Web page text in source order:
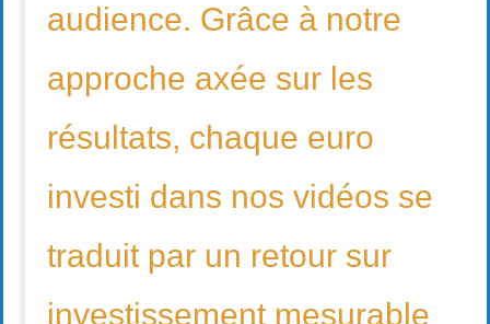
audience. Grâce à notre
approche axée sur les
résultats, chaque euro
investi dans nos vidéos se
traduit par un retour sur
investissement mesurable